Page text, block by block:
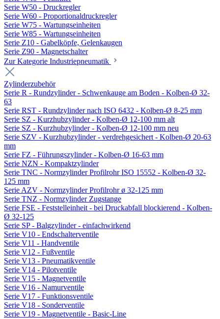
Serie W50 - Druckregler
Serie W60 - Proportionaldruckregler
Serie W75 - Wartungseinheiten
Serie W85 - Wartungseinheiten
Serie Z10 - Gabelköpfe, Gelenkaugen
Serie Z90 - Magnetschalter
Zur Kategorie Industriepneumatik
Zylinderzubehör
Serie R - Rundzylinder - Schwenkauge am Boden - Kolben-Ø 32-
63
Serie RST - Rundzylinder nach ISO 6432 - Kolben-Ø 8-25 mm
Serie SZ - Kurzhubzylinder - Kolben-Ø 12-100 mm alt
Serie SZ - Kurzhubzylinder - Kolben-Ø 12-100 mm neu
Serie SZV - Kurzhubzylinder - verdrehgesichert - Kolben-Ø 20-63
mm
Serie FZ - Führungszylinder - Kolben-Ø 16-63 mm
Serie NZN - Kompaktzylinder
Serie TNC - Normzylinder Profilrohr ISO 15552 - Kolben-Ø 32-
125 mm
Serie AZV - Normzylinder Profilrohr ø 32-125 mm
Serie TNZ - Normzylinder Zugstange
Serie FSE - Feststelleinheit - bei Druckabfall blockierend - Kolben-
Ø 32-125
Serie SP - Balgzylinder - einfachwirkend
Serie V10 - Endschalterventile
Serie V11 - Handventile
Serie V12 - Fußventile
Serie V13 - Pneumatikventile
Serie V14 - Pilotventile
Serie V15 - Magnetventile
Serie V16 - Namurventile
Serie V17 - Funktionsventile
Serie V18 - Sonderventile
Serie V19 - Magnetventile - Basic-Line